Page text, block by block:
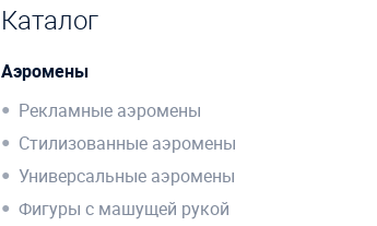
Каталог
Аэромены
Рекламные аэромены
Стилизованные аэромены
Универсальные аэромены
Фигуры с машущей рукой